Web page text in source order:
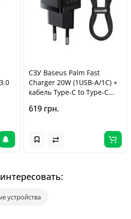
СЗУ Baseus Palm Fast
Charger 20W (1USB-A/1C) +
кабель Type-C to Type-C
619 грн.
устройства